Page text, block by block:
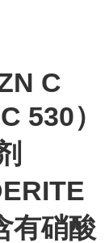
C
530）
有硝酸